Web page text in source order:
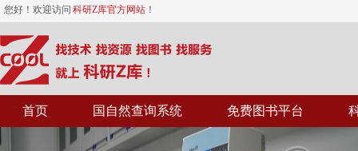
您好！欢迎访问 科研Z库官方网站 ！
首页 国自然查询系统 免费图书平台